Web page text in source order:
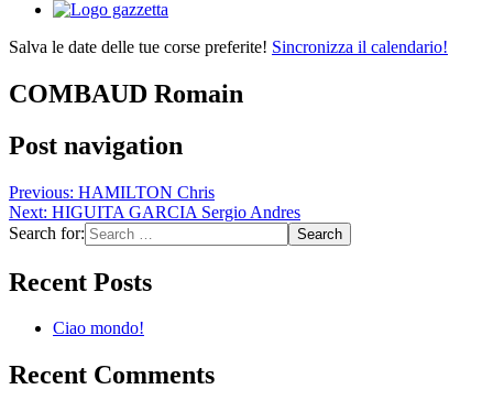
Salva le date delle tue corse preferite! Sincronizza il calendario!
COMBAUD Romain
Post navigation
Previous: HAMILTON Chris
Next: HIGUITA GARCIA Sergio Andres
Search for:
Recent Posts
Ciao mondo!
Recent Comments